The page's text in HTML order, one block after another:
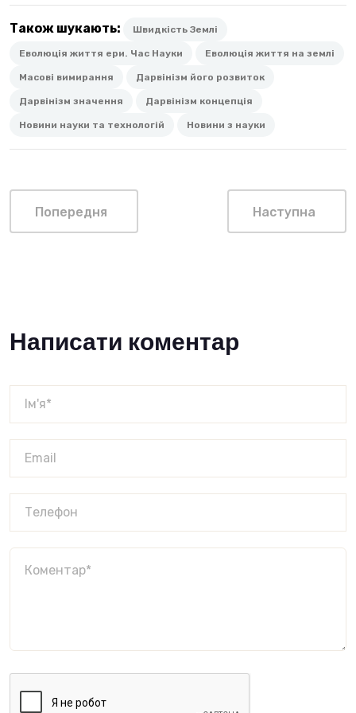
Також шукають: Швидкість Землі
Еволюція життя ери. Час Науки Еволюція життя на землі
Масові вимирання Дарвінізм його розвиток
Дарвінізм значення Дарвінізм концепція
Новини науки та технологій Новини з науки
Попередня Наступна
Написати коментар